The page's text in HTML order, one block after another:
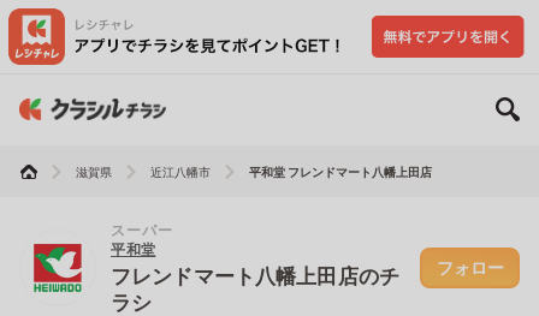
滋賀県 近江八幡市 平和堂 フレンドマート八幡上田店
スーパー
平和堂
フレンドマート八幡上田店のチ
ラシ
フォロー